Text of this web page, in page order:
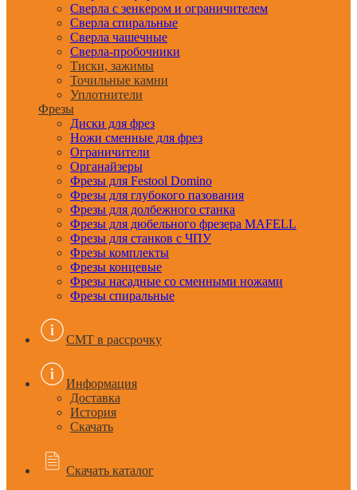
Сверла с зенкером и ограничителем
Сверла спиральные
Сверла чашечные
Сверла-пробочники
Тиски, зажимы
Точильные камни
Уплотнители
Фрезы
Диски для фрез
Ножи сменные для фрез
Ограничители
Органайзеры
Фрезы для Festool Domino
Фрезы для глубокого пазования
Фрезы для долбежного станка
Фрезы для дюбельного фрезера MAFELL
Фрезы для станков с ЧПУ
Фрезы комплекты
Фрезы концевые
Фрезы насадные со сменными ножами
Фрезы спиральные
CMT в рассрочку
Информация
Доставка
История
Скачать
Скачать каталог